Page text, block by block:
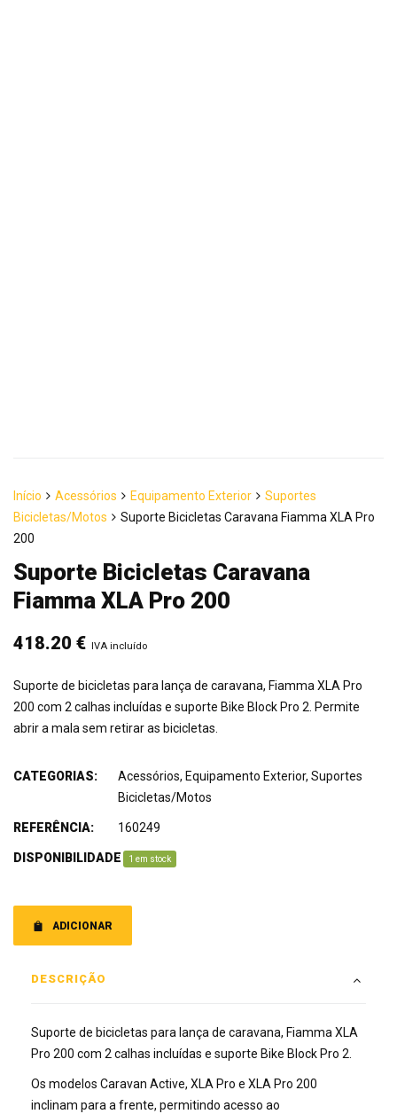
Início Acessórios Equipamento Exterior
Suportes
Bicicletas/Motos
Suporte Bicicletas Caravana Fiamma XLA Pro
200
Suporte Bicicletas Caravana
Fiamma XLA Pro 200
418.20 € IVA incluído
Suporte de bicicletas para lança de caravana, Fiamma XLA Pro
200 com 2 calhas incluídas e suporte Bike Block Pro 2. Permite
abrir a mala sem retirar as bicicletas.
ADICIONAR
CATEGORIAS: Acessórios, Equipamento Exterior, Suportes
Bicicletas/Motos
REFERÊNCIA: 160249
DISPONIBILIDADE: 1 em stock
DESCRIÇÃO
Suporte de bicicletas para lança de caravana, Fiamma XLA
Pro 200 com 2 calhas incluídas e suporte Bike Block Pro 2.
Os modelos Caravan Active, XLA Pro e XLA Pro 200
inclinam para a frente, permitindo acesso ao